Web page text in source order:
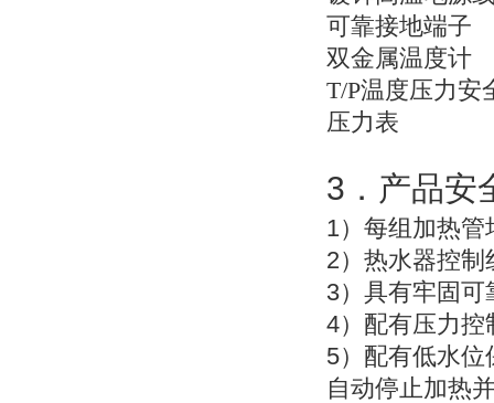
可靠接地端子
双金属温度计
T/P温度压力安
压力表
3 ．产品
1）每组加热管
2）热水器控制
3）具有牢固
4）配有压力
5）配有低水位
自动停止加热